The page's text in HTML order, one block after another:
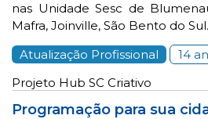
nas Unidade Sesc de
Mafra, Joinville, São Bento do Sul.
Atualização Profissional
14
Projeto Hub SC Criativo
Programação para sua